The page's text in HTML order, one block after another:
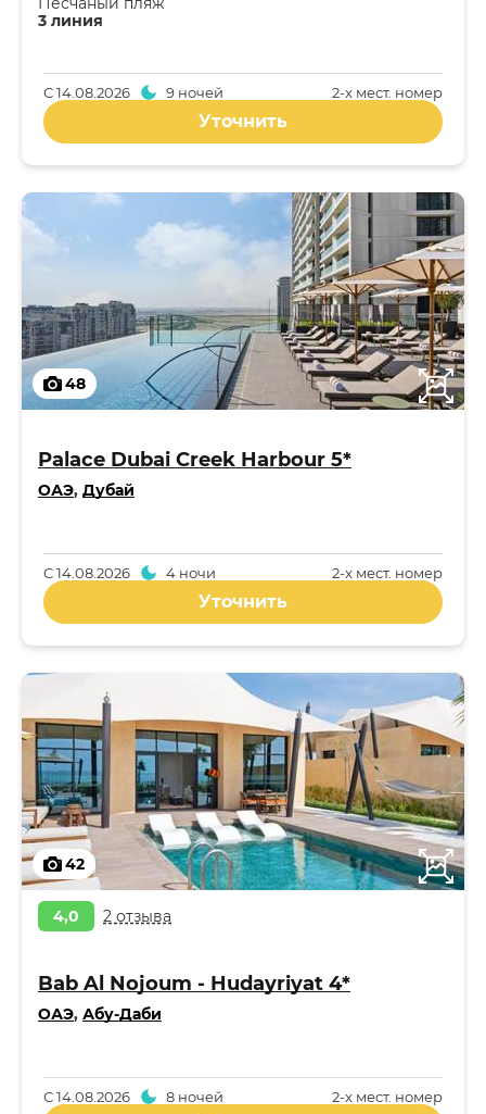
3 линия
2-x мест. номер
С14.08.2026 9 ночей
Уточнить
48
Palace Dubai Creek Harbour 5*
ОАЭ, Дубай
2-x мест. номер
С14.08.2026 4 ночи
Уточнить
42
4,0 2 отзыва
Bab Al Nojoum - Hudayriyat 4*
ОАЭ, Абу-Даби
2-x мест. номер
С14.08.2026 8 ночей